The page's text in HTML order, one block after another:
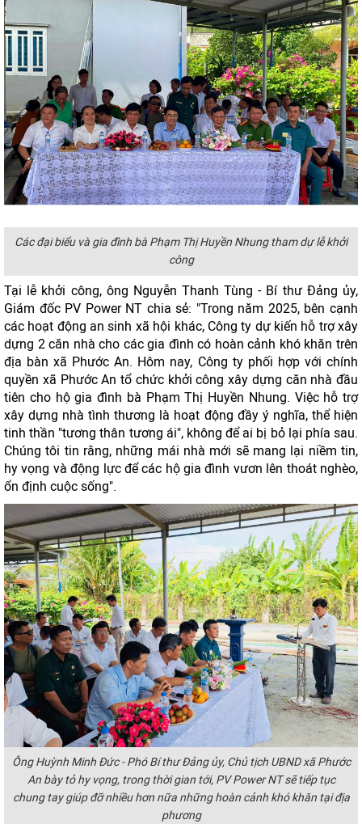
Các đại biểu và gia đình bà Phạm Thị Huyền Nhung tham dự lễ khởi
công
Tại lễ khởi công, ông Nguyễn Thanh Tùng - Bí thư Đảng ủy,
Giám đốc PV Power NT chia sẻ: "Trong năm 2025, bên cạnh
các hoạt động an sinh xã hội khác, Công ty dự kiến hỗ trợ xây
dựng 2 căn nhà cho các gia đình có hoàn cảnh khó khăn trên
địa bàn xã Phước An. Hôm nay, Công ty phối hợp với chính
quyền xã Phước An tổ chức khởi công xây dựng căn nhà đầu
tiên cho hộ gia đình bà Phạm Thị Huyền Nhung. Việc hỗ trợ
xây dựng nhà tình thương là hoạt động đầy ý nghĩa, thể hiện
tinh thần "tương thân tương ái", không để ai bị bỏ lại phía sau.
Chúng tôi tin rằng, những mái nhà mới sẽ mang lại niềm tin,
hy vọng và động lực để các hộ gia đình vươn lên thoát nghèo,
ổn định cuộc sống".
Ông Huỳnh Minh Đức - Phó Bí thư Đảng ủy, Chủ tịch UBND xã Phước
An bày tỏ hy vọng, trong thời gian tới, PV Power NT sẽ tiếp tục
chung tay giúp đỡ nhiều hơn nữa những hoàn cảnh khó khăn tại địa
phương